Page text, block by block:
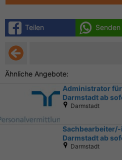
Teilen Senden
Ähnliche Angebote:
Administrator
Darmstadt ab
Darmstadt
Darmstadt ab
Darmstadt